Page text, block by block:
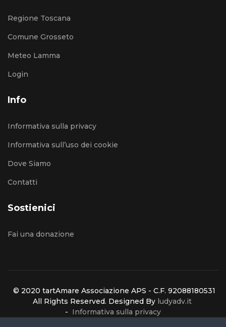
Regione Toscana
Comune Grosseto
Meteo Lamma
Login
Info
Informativa sulla privacy
Informativa sull’uso dei cookie
Dove Siamo
Contatti
Sostienici
Fai una donazione
© 2020 tartAmare Associazione APS - C.F. 92088180531
All Rights Reserved. Designed By ludyadv.it
- Informativa sulla privacy